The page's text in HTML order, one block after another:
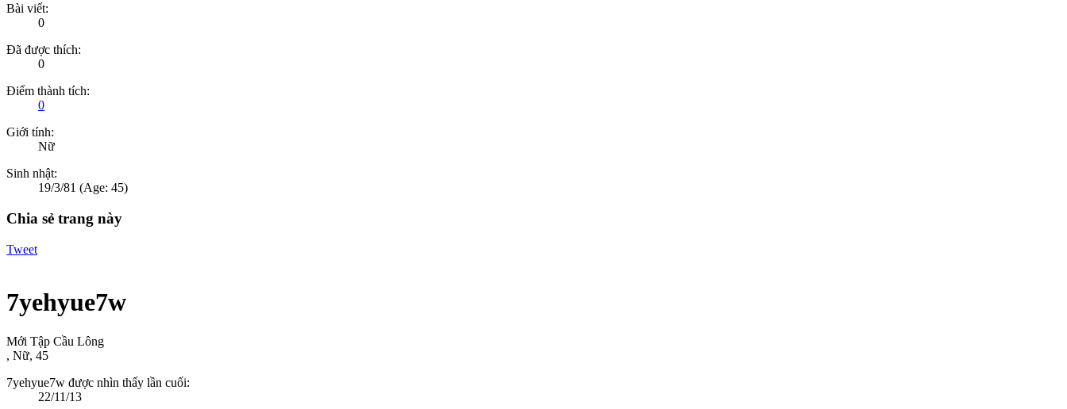
Bài viết:
0
Đã được thích:
0
Điểm thành tích:
0
Giới tính:
Nữ
Sinh nhật:
19/3/81 (Age: 45)
Chia sẻ trang này
Tweet
7yehyue7w
Mới Tập Cầu Lông
, Nữ, 45
7yehyue7w được nhìn thấy lần cuối:
22/11/13